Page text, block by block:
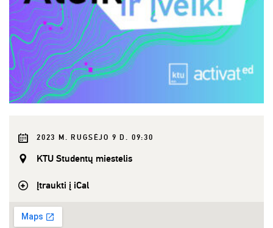
2023 M. RUGSĖJO 9 D. 09:30
KTU Studentų miestelis
Įtraukti į iCal